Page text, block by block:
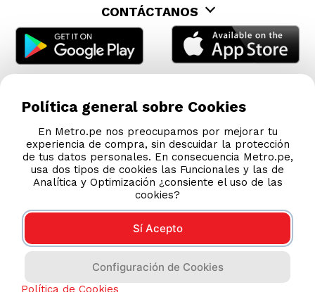
CONTÁCTANOS
COMPRAS 100% SEGURAS
Esta tienda usa Niubiz para realizar transacciones
electrónicas.
Política general sobre Cookies
En Metro.pe nos preocupamos por mejorar tu
experiencia de compra, sin descuidar la protección
de tus datos personales. En consecuencia Metro.pe,
usa dos tipos de cookies las Funcionales y las de
Analítica y Optimización ¿consiente el uso de las
cookies?
Sí Acepto
Configuración de Cookies
Política de Cookies